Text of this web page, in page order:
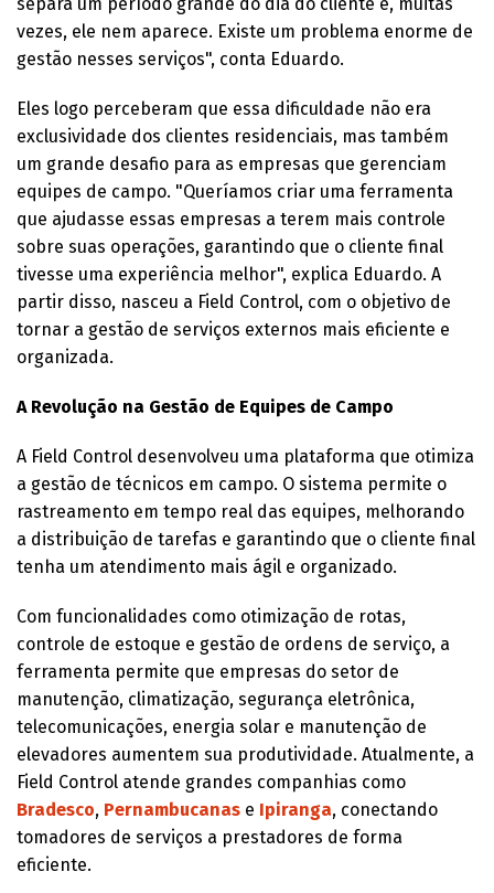
vezes, ele nem aparece. Existe um problema enorme de
gestão nesses serviços", conta Eduardo.
Eles logo perceberam que essa dificuldade não era
exclusividade dos clientes residenciais, mas também
um grande desafio para as empresas que gerenciam
equipes de campo. "Queríamos criar uma ferramenta
que ajudasse essas empresas a terem mais controle
sobre suas operações, garantindo que o cliente final
tivesse uma experiência melhor", explica Eduardo. A
partir disso, nasceu a Field Control, com o objetivo de
tornar a gestão de serviços externos mais eficiente e
organizada.
A Revolução na Gestão de Equipes de Campo
A Field Control desenvolveu uma plataforma que otimiza
a gestão de técnicos em campo. O sistema permite o
rastreamento em tempo real das equipes, melhorando
a distribuição de tarefas e garantindo que o cliente final
tenha um atendimento mais ágil e organizado.
Com funcionalidades como otimização de rotas,
controle de estoque e gestão de ordens de serviço, a
ferramenta permite que empresas do setor de
manutenção, climatização, segurança eletrônica,
telecomunicações, energia solar e manutenção de
elevadores aumentem sua produtividade. Atualmente, a
Field Control atende grandes companhias como
Bradesco, Pernambucanas e Ipiranga, conectando
tomadores de serviços a prestadores de forma
eficiente.